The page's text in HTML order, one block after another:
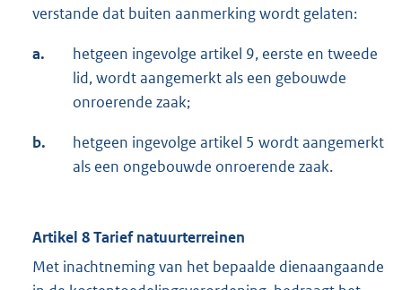
verstande dat buiten aanmerking wordt gelaten:
a.
hetgeen ingevolge artikel 9, eerste en tweede
lid, wordt aangemerkt als een gebouwde
onroerende zaak;
b.
hetgeen ingevolge artikel 5 wordt aangemerkt
als een ongebouwde onroerende zaak.
Artikel 8 Tarief natuurterreinen
Met inachtneming van het bepaalde dienaangaande